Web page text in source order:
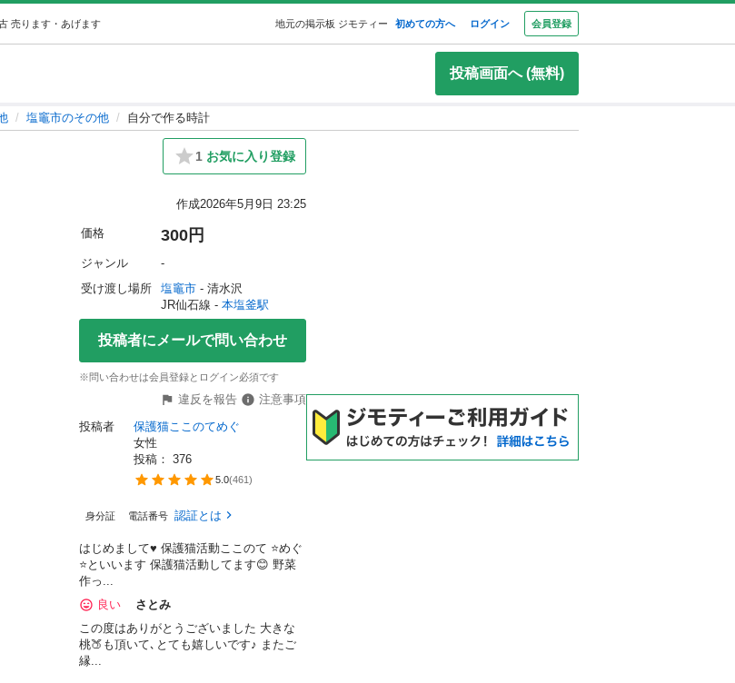
売ります・あげます 地元の掲示板 ジモティー 初めての方へ ログイン 会員登録
投稿画面へ (無料)
塩竈市のその他 自分で作る時計
1 お気に入り登録
作成2026年5月9日 23:25
価格 300円
ジャンル
-
受け渡し場所
塩竈市 - 清水沢
JR仙石線 - 本塩釜駅
投稿者にメールで問い合わせ
※問い合わせは会員登録とログイン必須です
違反を報告
注意事項
投稿者
保護猫ここのてめぐ
女性
投稿： 376
5.0(461)
身分証 電話番号 認証とは
はじめまして♥ 保護猫活動ここのて ⭐️めぐ
⭐️といいます 保護猫活動してます😊 野菜
作っ...
良い
さとみ
この度はありがとうございました 大きな
桃🍑も頂いて､とても嬉しいです♪ またご
縁...